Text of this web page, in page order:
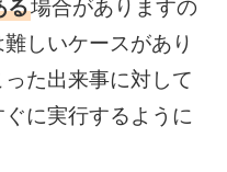
る場合がありますの
しいケースがあり
た出来事に対して
に実行するように